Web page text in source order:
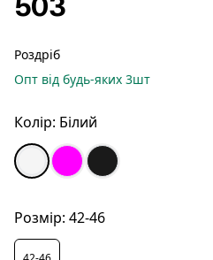
Роздріб
Опт від будь-яких 3шт
Колір: Білий
Розмір: 42-46